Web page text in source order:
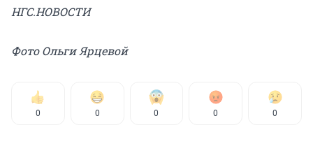
НГС.НОВОСТИ
Фото Ольги Ярцевой
0 0 0 0 0